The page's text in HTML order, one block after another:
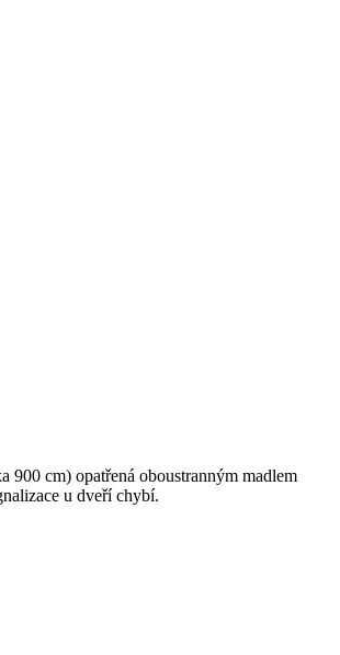
900 cm) opatřená oboustranným madlem
u dveří chybí.